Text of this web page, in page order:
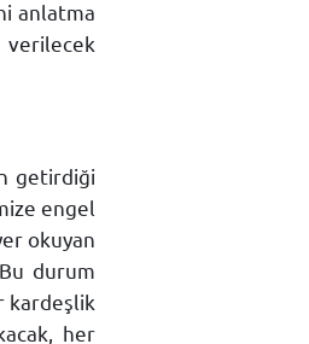
anlatma
verilecek
getirdiği
engel
okuyan
durum
kardeşlik
her